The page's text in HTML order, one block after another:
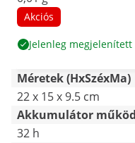
Akciós
Jelenleg megjelenített
Méretek (HxSzéxMa)
22 x 15 x 9.5 cm
Akkumulátor
32 h